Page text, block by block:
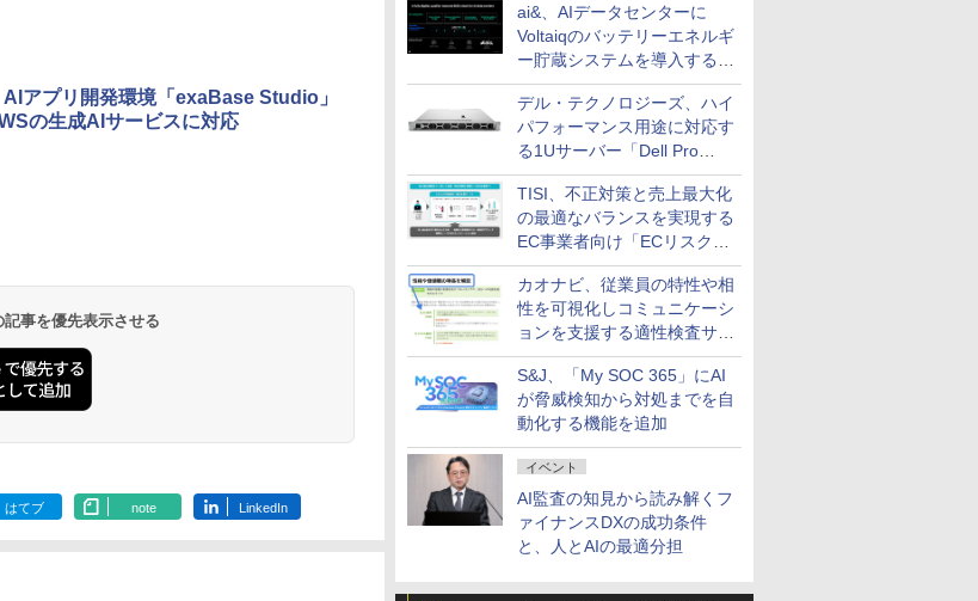
ai&、AIデータセンターに
Voltaiqのバッテリーエネルギ
ー貯蔵システムを導入する計
画を発表
デル・テクノロジーズ、ハイ
パフォーマンス用途に対応す
る1Uサーバー「Dell Pro
Precision 7 R1ラック」を発
売
TISI、不正対策と売上最大化
の最適なバランスを実現する
EC事業者向け「ECリスク対
策設計・運用支援サービス」
カオナビ、従業員の特性や相
性を可視化しコミュニケーシ
ョンを支援する適性検査サー
ビスを提供
S&J、「My SOC 365」にAI
が脅威検知から対処までを自
動化する機能を追加
イベント
AI監査の知見から読み解くフ
ァイナンスDXの成功条件
と、人とAIの最適分担
アプリ開発環境「exaBase Studio」
の生成AIサービスに対応
事を優先表示させる
はてブ note LinkedIn